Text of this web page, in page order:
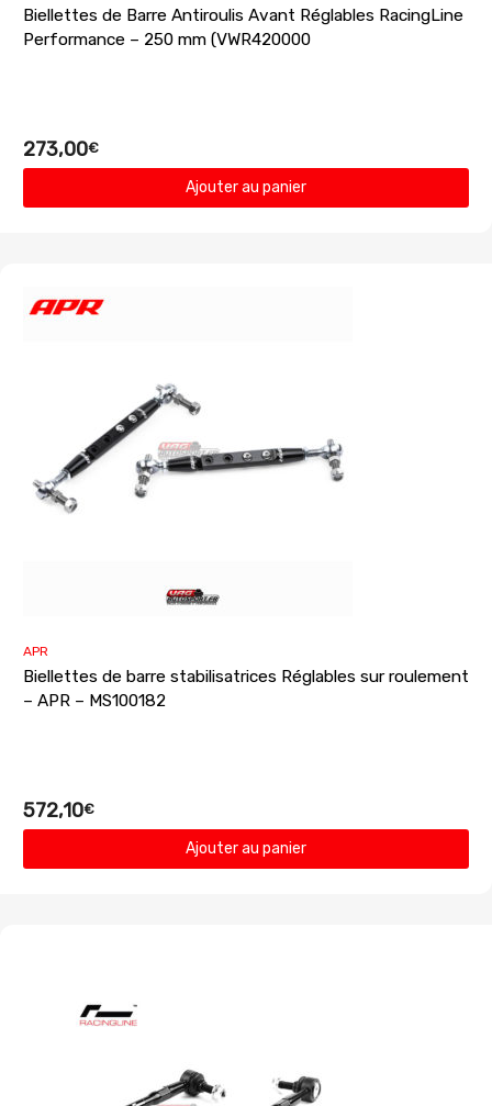
Biellettes de Barre Antiroulis Avant Réglables RacingLine
Performance – 250 mm (VWR420000
273,00€
Ajouter au panier
APR
Biellettes de barre stabilisatrices Réglables sur roulement
– APR – MS100182
572,10€
Ajouter au panier